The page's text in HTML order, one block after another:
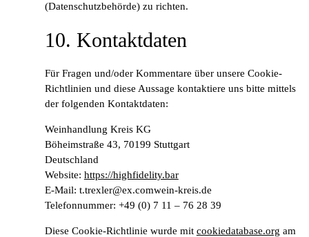
(Datenschutzbehörde) zu richten.
10. Kontaktdaten
Für Fragen und/oder Kommentare über unsere Cookie-
Richtlinien und diese Aussage kontaktiere uns bitte mittels
der folgenden Kontaktdaten:
Weinhandlung Kreis KG
Böheimstraße 43, 70199 Stuttgart
Deutschland
Website: https://highfidelity.bar
E-Mail: t.trexler@ex.comwein-kreis.de
Telefonnummer: +49 (0) 7 11 – 76 28 39
Diese Cookie-Richtlinie wurde mit cookiedatabase.org am